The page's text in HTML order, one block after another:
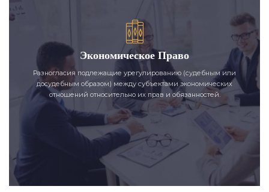
Экономическое Право
Разногласия подлежащие урегулированию (судебным или
досудебным образом) между субъектами экономических
отношений относительно их прав и обязанностей.